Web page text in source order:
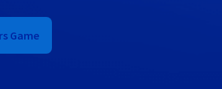
Game